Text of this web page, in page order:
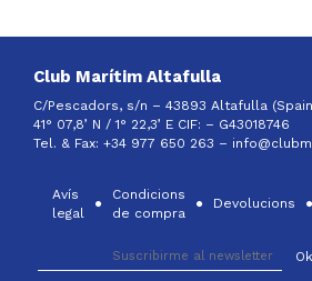
Club Marítim Altafulla
C/Pescadors, s/n – 43893 Altafulla
41° 07,8’ N / 1° 22,3’ E CIF: – G43018746
Tel. & Fax: +34 977 650 263 –
Avís
legal
Condicions
de compra
Devolucions